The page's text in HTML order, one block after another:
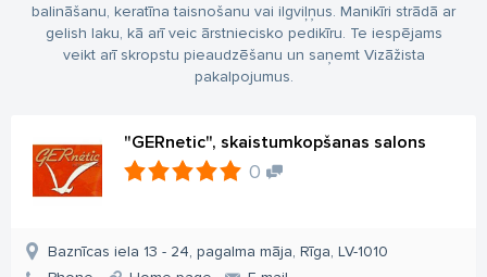
balināšanu, keratīna taisnošanu vai ilgviļņus. Manikīri strādā ar
gelish laku, kā arī veic ārstniecisko pedikīru. Te iespējams
veikt arī skropstu pieaudzēšanu un saņemt Vizāžista
pakalpojumus.
"GERnetic", skaistumkopšanas salons
0
Baznīcas iela 13 - 24, pagalma māja, Rīga, LV-1010